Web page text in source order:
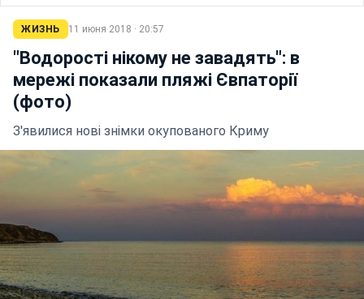
ЖИЗНЬ 11 июня 2018 · 20:57
"Водорості нікому не завадять": в
мережі показали пляжі Євпаторії
(фото)
З'явилися нові знімки окупованого Криму